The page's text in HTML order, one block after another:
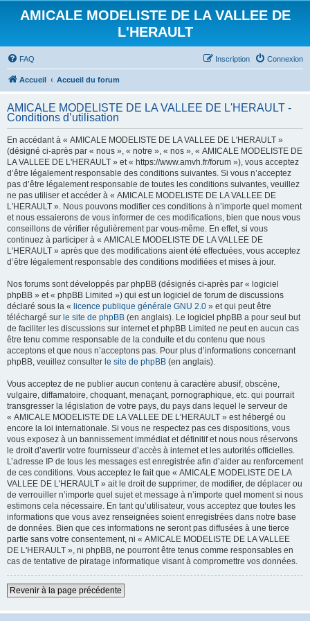
AMICALE MODELISTE DE LA VALLEE DE
L'HERAULT
FAQ Connexion
Inscription
Accueil Accueil du forum
AMICALE MODELISTE DE LA VALLEE DE L'HERAULT -
Conditions d’utilisation
En accédant à « AMICALE MODELISTE DE LA VALLEE DE L'HERAULT »
(désigné ci-après par « nous », « notre », « nos », « AMICALE MODELISTE DE
LA VALLEE DE L'HERAULT » et « https://www.amvh.fr/forum »), vous acceptez
d’être légalement responsable des conditions suivantes. Si vous n’acceptez
pas d’être légalement responsable de toutes les conditions suivantes, veuillez
ne pas utiliser et accéder à « AMICALE MODELISTE DE LA VALLEE DE
L'HERAULT ». Nous pouvons modifier ces conditions à n’importe quel moment
et nous essaierons de vous informer de ces modifications, bien que nous vous
conseillons de vérifier régulièrement par vous-même. En effet, si vous
continuez à participer à « AMICALE MODELISTE DE LA VALLEE DE
L'HERAULT » après que des modifications aient été effectuées, vous acceptez
d’être légalement responsable des conditions modifiées et mises à jour.
Nos forums sont développés par phpBB (désignés ci-après par « logiciel
phpBB » et « phpBB Limited ») qui est un logiciel de forum de discussions
déclaré sous la « licence publique générale GNU 2.0 » et qui peut être
téléchargé sur le site de phpBB (en anglais). Le logiciel phpBB a pour seul but
de faciliter les discussions sur internet et phpBB Limited ne peut en aucun cas
être tenu comme responsable de la conduite et du contenu que nous
acceptons et que nous n’acceptons pas. Pour plus d’informations concernant
phpBB, veuillez consulter le site de phpBB (en anglais).
Vous acceptez de ne publier aucun contenu à caractère abusif, obscène,
vulgaire, diffamatoire, choquant, menaçant, pornographique, etc. qui pourrait
transgresser la législation de votre pays, du pays dans lequel le serveur de
« AMICALE MODELISTE DE LA VALLEE DE L'HERAULT » est hébergé ou
encore la loi internationale. Si vous ne respectez pas ces dispositions, vous
vous exposez à un bannissement immédiat et définitif et nous nous réservons
le droit d’avertir votre fournisseur d’accès à internet et les autorités officielles.
L’adresse IP de tous les messages est enregistrée afin d’aider au renforcement
de ces conditions. Vous acceptez le fait que « AMICALE MODELISTE DE LA
VALLEE DE L'HERAULT » ait le droit de supprimer, de modifier, de déplacer ou
de verrouiller n’importe quel sujet et message à n’importe quel moment si nous
estimons cela nécessaire. En tant qu’utilisateur, vous acceptez que toutes les
informations que vous avez renseignées soient enregistrées dans notre base
de données. Bien que ces informations ne seront pas diffusées à une tierce
partie sans votre consentement, ni « AMICALE MODELISTE DE LA VALLEE
DE L'HERAULT », ni phpBB, ne pourront être tenus comme responsables en
cas de tentative de piratage informatique visant à compromettre vos données.
Revenir à la page précédente